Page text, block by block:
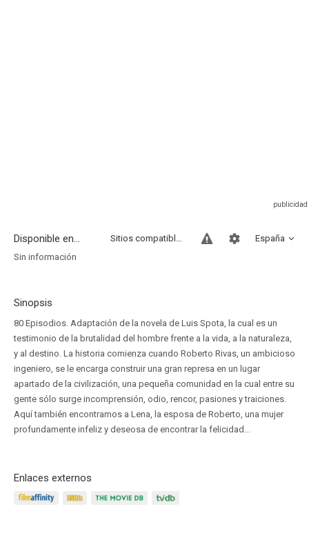
Disponible en... España
Sitios compatibles
Sin información
Sinopsis
80 Episodios. Adaptación de la novela de Luis Spota, la cual es un
testimonio de la brutalidad del hombre frente a la vida, a la naturaleza,
y al destino. La historia comienza cuando Roberto Rivas, un ambicioso
ingeniero, se le encarga construir una gran represa en un lugar
apartado de la civilización, una pequeña comunidad en la cual entre su
gente sólo surge incomprensión, odio, rencor, pasiones y traiciones.
Aquí también encontramos a Lena, la esposa de Roberto, una mujer
profundamente infeliz y deseosa de encontrar la felicidad...
Enlaces externos